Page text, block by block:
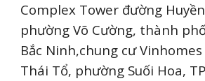
Complex Tower đường
phường Võ Cường, thành
Bắc Ninh,chung cư
Thái Tổ, phường Suối Hoa,